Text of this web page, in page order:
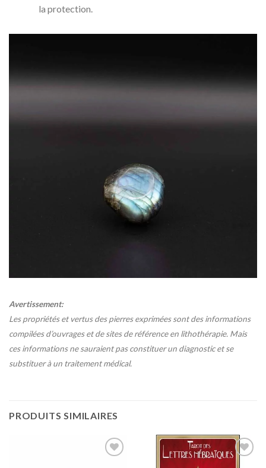
la protection.
Avertissement:
Les propriétés et vertus des pierres exprimées sont des informations
compilées d’ouvrages et de sites de référence en lithothérapie. Mais
ces informations ne sauraient pas constituer un diagnostic et se
substituer à un traitement médical.
PRODUITS SIMILAIRES